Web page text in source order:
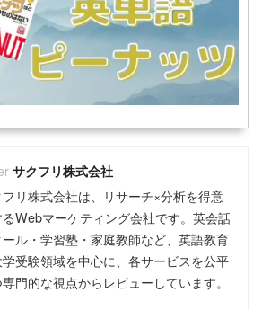
サクフリ株式会社
リ株式会社は、リサーチ×分析を得意
るWebマーケティング会社です。英会話
ール・学習塾・家庭教師など、英語教育
受験領域を中心に、各サービスを公平
門的な視点からレビューしています。